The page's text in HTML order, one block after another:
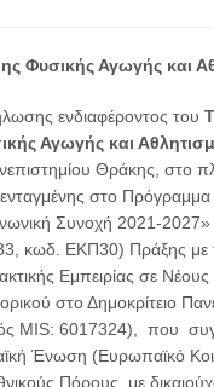
Φυσικής Αγωγής και
ενδιαφέροντος του
Αγωγής και
Θράκης, στο
στο
Συνοχή 2021-
κωδ. ΕΚΠ30) Πράξης με
Εμπειρίας σε
στο Δημοκρίτειο
MIS: 6017324), που
Ένωση (Ευρωπαϊκό
Πόρους, με